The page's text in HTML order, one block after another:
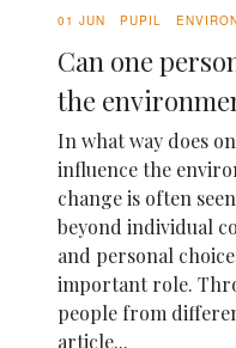
01 JUN PUPIL
Can one
the
In what way does
influence the
change is often
beyond individual
and personal
important role.
people from
article...